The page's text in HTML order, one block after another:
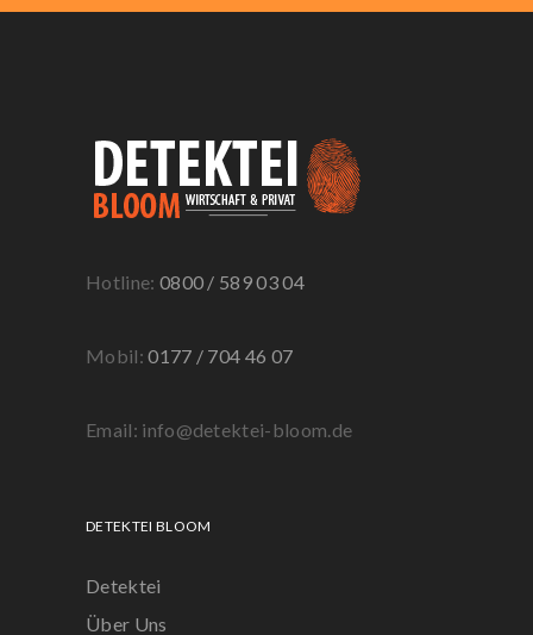
Hotline: 0800 / 589 03 04
Mobil:0177 / 704 46 07
Email: info@detektei-bloom.de
DETEKTEI BLOOM
Detektei
Über Uns